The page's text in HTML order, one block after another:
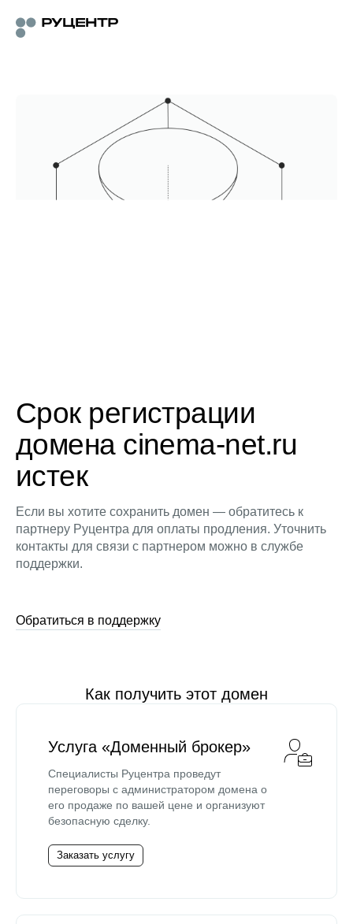
Срок регистрации
домена cinema-net.ru
истек
Если вы хотите сохранить домен — обратитесь к
партнеру Руцентра для оплаты продления. Уточнить
контакты для связи с партнером можно в службе
поддержки.
Обратиться в поддержку
Как получить этот домен
Услуга «Доменный брокер»
Специалисты Руцентра проведут
переговоры с администратором домена о
его продаже по вашей цене и организуют
безопасную сделку.
Заказать услугу